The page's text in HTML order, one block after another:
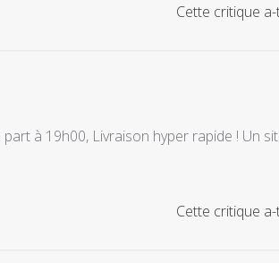
Cette critique
à 19h00, Livraison hyper rapide ! Un
Cette critique